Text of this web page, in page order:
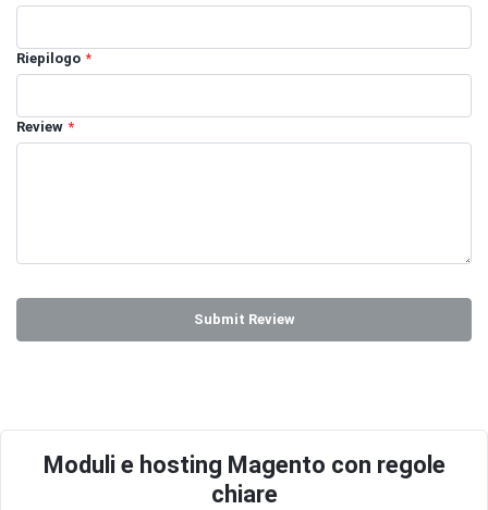
Riepilogo
Review
Submit Review
Moduli e hosting Magento con regole
chiare